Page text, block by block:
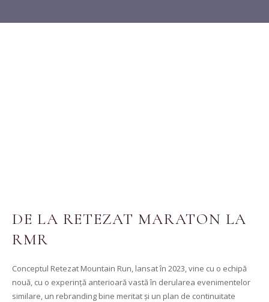
DE LA RETEZAT MARATON LA
RMR
Conceptul Retezat Mountain Run, lansat în 2023, vine cu o echipă
nouă, cu o experință anterioară vastă în derularea evenimentelor
similare, un rebranding bine meritat și un plan de continuitate